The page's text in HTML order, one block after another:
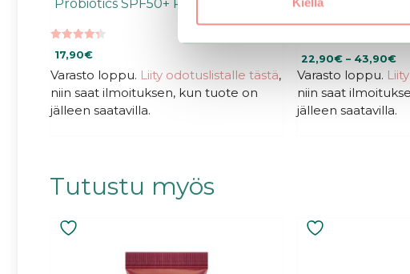
Probiotics SPF50+ PA++++
4.33
5:stä
17,90€
Varasto loppu. Liity odotuslistalle tästä,
niin saat ilmoituksen, kun tuote on
jälleen saatavilla.
Hyalu-Cica
0
5
:
s
t
22,90€ – 43,90€
-
Varasto loppu.
niin saat
jälleen saatavilla.
Tutustu myös
Tällä